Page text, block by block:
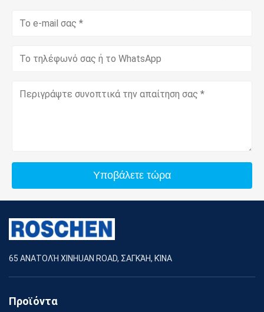
Υποβάλετε τώρα
65 ΑΝΑΤΟΛΉ XINHUAN ROAD, ΣΑΓΚΆΗ, ΚΊΝΑ
Προϊόντα